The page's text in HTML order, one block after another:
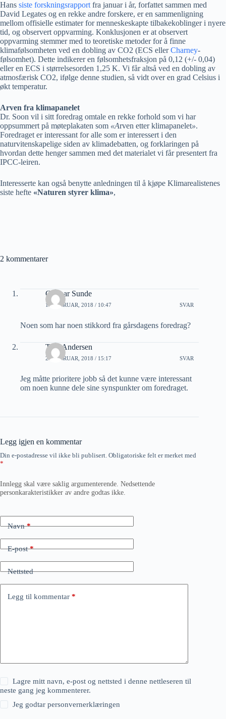
Hans siste forskningsrapport fra januar i år, forfattet sammen med
David Legates og en rekke andre forskere, er en sammenligning
mellom offisielle estimater for menneskeskapte tilbakekoblinger i nyere
tid, og observert oppvarming. Konklusjonen er at observert
oppvarming stemmer med to teoretiske metoder for å finne
klimafølsomheten ved en dobling av CO2 (ECS ellerCharney-
følsomhet). Dette indikerer en følsomhetsfraksjon på 0,12 (+/- 0,04)
eller en ECS i størrelsesorden 1,25 K. Vi får altså ved en dobling av
atmosfærisk CO2, ifølge denne studien, så vidt over en grad Celsius i
økt temperatur.
Arven fra klimapanelet
Dr. Soon vil i sitt foredrag omtale en rekke forhold som vi har
oppsummert på møteplakaten som «Arven etter klimapanelet».
Foredraget er interessant for alle som er interessert i den
naturvitenskapelige siden av klimadebatten, og forklaringen på
hvordan dette henger sammen med det materialet vi får presentert fra
IPCC-leiren.
Interesserte kan også benytte anledningen til å kjøpe Klimarealistenes
siste hefte «Naturen styrer klima»,
2 kommentarer
Gunnar Sunde
15 FEBRUAR, 2018 / 10:47 SVAR
Noen som har noen stikkord fra gårsdagens foredrag?
Tore Andersen
20 FEBRUAR, 2018 / 15:17 SVAR
Jeg måtte prioritere jobb så det kunne være interessant
om noen kunne dele sine synspunkter om foredraget.
Legg igjen en kommentar
Din e-postadresse vil ikke bli publisert. Obligatoriske felt er merket med
*
Innlegg skal være saklig argumenterende. Nedsettende
personkarakteristikker av andre godtas ikke.
Navn*
E-post*
Nettsted
Legg til kommentar *
Lagre mitt navn, e-post og nettsted i denne nettleseren til
neste gang jeg kommenterer.
Jeg godtarpersonvernerklæringen